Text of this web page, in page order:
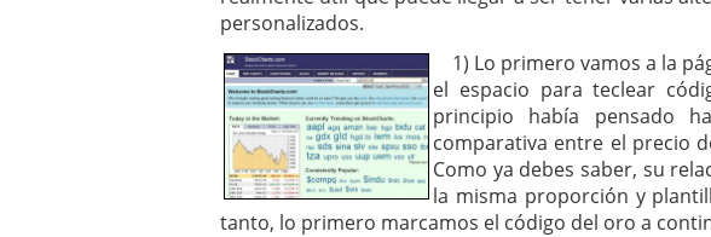
personalizados.
1) Lo primero vamos a la
el espacio para teclear
principio había pensado
comparativa entre el precio
Como ya debes saber, su
la misma proporción y
tanto, lo primero marcamos el código del oro a